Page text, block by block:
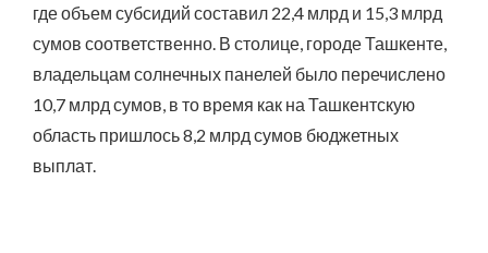
где объем субсидий составил 22,4 млрд и 15,3 млрд
сумов соответственно. В столице, городе Ташкенте,
владельцам солнечных панелей было перечислено
10,7 млрд сумов, в то время как на Ташкентскую
область пришлось 8,2 млрд сумов бюджетных
выплат.